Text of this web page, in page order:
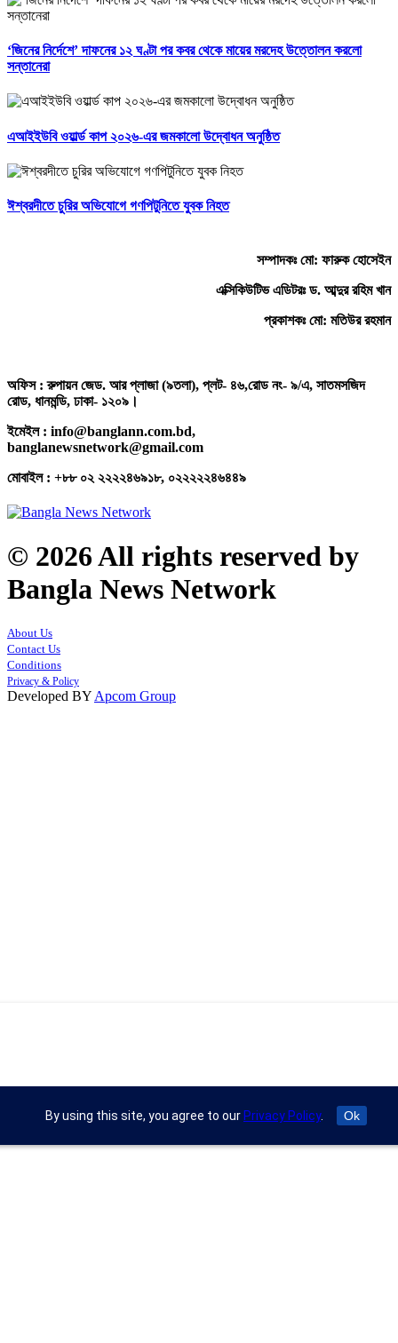
‘জিনের নির্দেশে’ দাফনের ১২ ঘণ্টা পর কবর থেকে মায়ের মরদেহ উত্তোলন করলো
সন্তানেরা
এআইইউবি ওয়ার্ল্ড কাপ ২০২৬-এর জমকালো উদ্বোধন অনুষ্ঠিত
ঈশ্বরদীতে চুরির অভিযোগে গণপিটুনিতে যুবক নিহত
সম্পাদকঃ মো: ফারুক হোসেইন
এক্সিকিউটিভ এডিটরঃ ড. আব্দুর রহিম খান
প্রকাশকঃ মো: মতিউর রহমান
অফিস : রুপায়ন জেড. আর প্লাজা (৯তলা), প্লট- ৪৬,রোড নং- ৯/এ, সাতমসজিদ
রোড, ধানমন্ডি, ঢাকা- ১২০৯।
ইমেইল : info@banglann.com.bd,
banglanewsnetwork@gmail.com
মোবাইল : +৮৮ ০২ ২২২২৪৬৯১৮, ০২২২২২৪৬৪৪৯
© 2026 All rights reserved by
Bangla News Network
About Us
Contact Us
Conditions
Privacy & Policy
Developed BY Apcom Group
By using this site, you agree to our Privacy Policy. Ok